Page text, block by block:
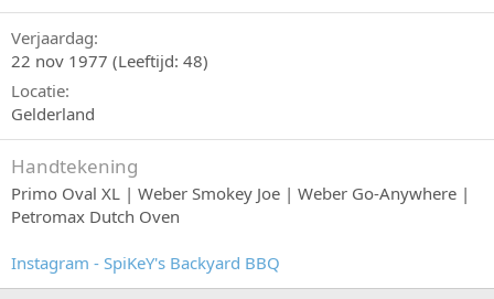
Verjaardag
22 nov 1977 (Leeftijd: 48)
Locatie
Gelderland
Handtekening
Primo Oval XL | Weber Smokey Joe | Weber Go-Anywhere |
Petromax Dutch Oven
Instagram - SpiKeY's Backyard BBQ